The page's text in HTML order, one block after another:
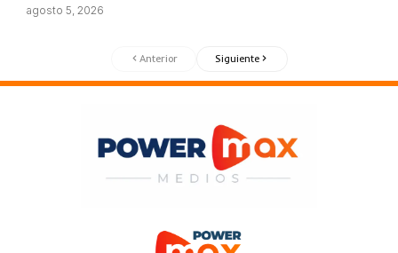
agosto 5, 2026
Anterior Siguiente